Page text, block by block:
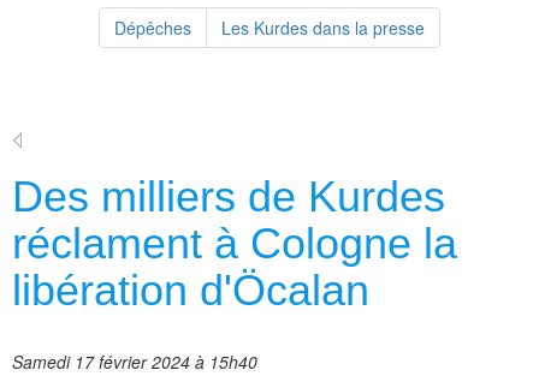
Dépêches Les Kurdes dans la presse
Des milliers de Kurdes
réclament à Cologne la
libération d'Öcalan
Samedi 17 février 2024 à 15h40